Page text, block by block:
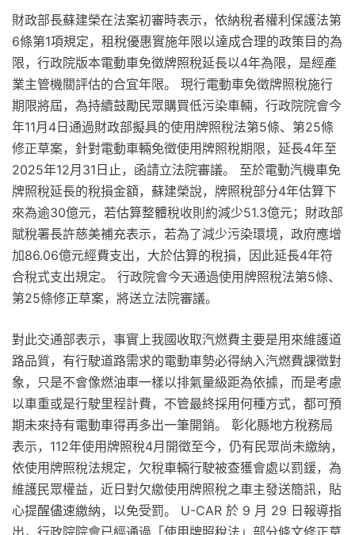
財政部長蘇建榮在法案初審時表示，依納稅者權利保護法第
6條第1項規定，租稅優惠實施年限以達成合理的政策目的為
限，行政院版本電動車免徵牌照稅延長以4年為限，是經產
業主管機關評估的合宜年限。 現行電動車免徵牌照稅施行
期限將屆，為持續鼓勵民眾購買低污染車輛，行政院院會今
年11月4日通過財政部擬具的使用牌照稅法第5條、第25條
修正草案，針對電動車輛免徵使用牌照稅期限，延長4年至
2025年12月31日止，函請立法院審議。 至於電動汽機車免
牌照稅延長的稅損金額，蘇建榮說，牌照稅部分4年估算下
來為逾30億元，若估算整體稅收則約減少51.3億元；財政部
賦稅署長許慈美補充表示，若為了減少污染環境，政府應增
加86.06億元經費支出，大於估算的稅損，因此延長4年符
合稅式支出規定。 行政院會今天通過使用牌照稅法第5條、
第25條修正草案，將送立法院審議。
對此交通部表示，事實上我國收取汽燃費主要是用來維護道
路品質，有行駛道路需求的電動車勢必得納入汽燃費課徵對
象，只是不會像燃油車一樣以排氣量級距為依據，而是考慮
以車重或是行駛里程計費，不管最終採用何種方式，都可預
期未來持有電動車得再多出一筆開銷。 彰化縣地方稅務局
表示，112年使用牌照稅4月開徵至今，仍有民眾尚未繳納，
依使用牌照稅法規定，欠稅車輛行駛被查獲會處以罰鍰，為
維護民眾權益，近日對欠繳使用牌照稅之車主發送簡訊，貼
心提醒儘速繳納，以免受罰。 U-CAR 於 9 月 29 日報導指
出，行政院院會已經通過「使用牌照稅法」部分條文修正草